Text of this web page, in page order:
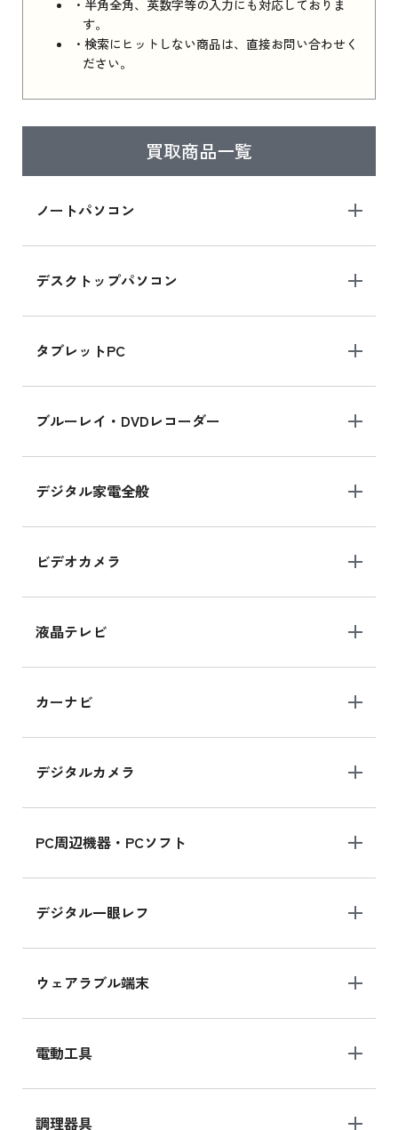
・半角全角、英数字等の入力にも対応しておりま
す。
・検索にヒットしない商品は、直接お問い合わせく
ださい。
買取商品一覧
ノートパソコン
デスクトップパソコン
タブレットPC
ブルーレイ・DVDレコーダー
デジタル家電全般
ビデオカメラ
液晶テレビ
カーナビ
デジタルカメラ
PC周辺機器・PCソフト
デジタル一眼レフ
ウェアラブル端末
電動工具
調理器具
iPad 11インチ 2025年春モデル
はこちら
ら
iPad mini シリーズ 2024
iPad mini 8.3インチ の新品買取価格
iPhone 16 シリーズ
iPhone 16 の新品買取価格
iPad Air 11インチ シリーズ
iPad Air 11インチ の新品買取価格
iPhone 15 128GB シリーズ
iPhone 15 128GB の新品買取価格
MK2K3J/Aの新品買取価格はこちら